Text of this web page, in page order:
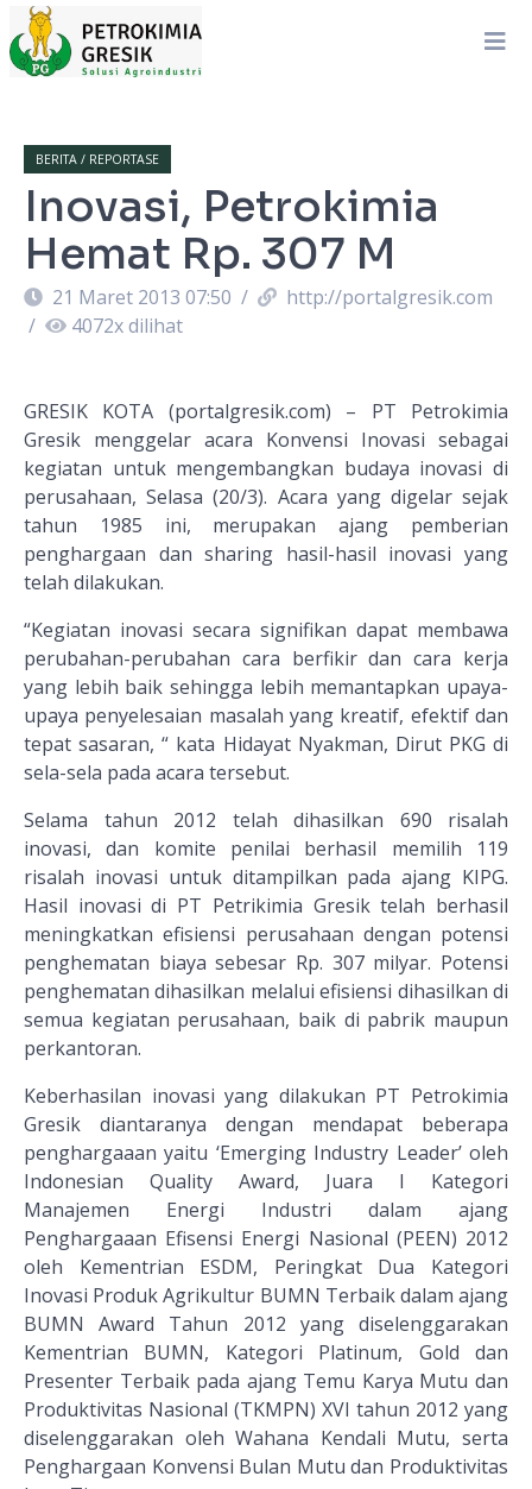
BERITA / REPORTASE
Inovasi, Petrokimia
Hemat Rp. 307 M
21 Maret 2013 07:50 /
http://portalgresik.com
/
4072x dilihat
GRESIK KOTA (portalgresik.com) – PT Petrokimia
Gresik menggelar acara Konvensi Inovasi sebagai
kegiatan untuk mengembangkan budaya inovasi di
perusahaan, Selasa (20/3). Acara yang digelar sejak
tahun 1985 ini, merupakan ajang pemberian
penghargaan dan sharing hasil-hasil inovasi yang
telah dilakukan.
“Kegiatan inovasi secara signifikan dapat membawa
perubahan-perubahan cara berfikir dan cara kerja
yang lebih baik sehingga lebih memantapkan upaya-
upaya penyelesaian masalah yang kreatif, efektif dan
tepat sasaran, “ kata Hidayat Nyakman, Dirut PKG di
sela-sela pada acara tersebut.
Selama tahun 2012 telah dihasilkan 690 risalah
inovasi, dan komite penilai berhasil memilih 119
risalah inovasi untuk ditampilkan pada ajang KIPG.
Hasil inovasi di PT Petrikimia Gresik telah berhasil
meningkatkan efisiensi perusahaan dengan potensi
penghematan biaya sebesar Rp. 307 milyar. Potensi
penghematan dihasilkan melalui efisiensi dihasilkan di
semua kegiatan perusahaan, baik di pabrik maupun
perkantoran.
Keberhasilan inovasi yang dilakukan PT Petrokimia
Gresik diantaranya dengan mendapat beberapa
penghargaaan yaitu ‘Emerging Industry Leader’ oleh
Indonesian Quality Award, Juara I Kategori
Manajemen Energi Industri dalam ajang
Penghargaaan Efisensi Energi Nasional (PEEN) 2012
oleh Kementrian ESDM, Peringkat Dua Kategori
Inovasi Produk Agrikultur BUMN Terbaik dalam ajang
BUMN Award Tahun 2012 yang diselenggarakan
Kementrian BUMN, Kategori Platinum, Gold dan
Presenter Terbaik pada ajang Temu Karya Mutu dan
Produktivitas Nasional (TKMPN) XVI tahun 2012 yang
diselenggarakan oleh Wahana Kendali Mutu, serta
Penghargaan Konvensi Bulan Mutu dan Produktivitas